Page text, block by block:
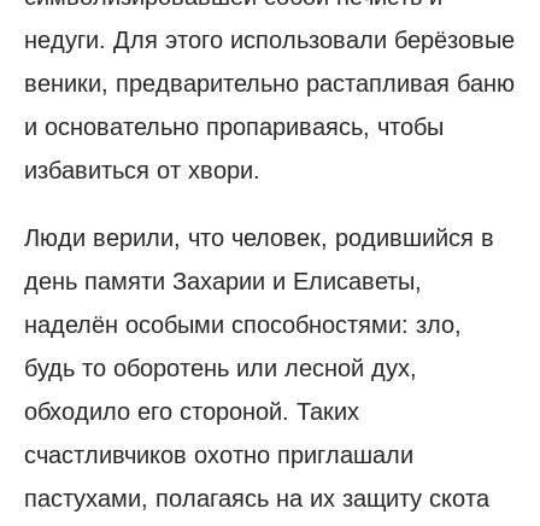
недуги. Для этого использовали берёзовые
веники, предварительно растапливая баню
и основательно пропариваясь, чтобы
избавиться от хвори.
Люди верили, что человек, родившийся в
день памяти Захарии и Елисаветы,
наделён особыми способностями: зло,
будь то оборотень или лесной дух,
обходило его стороной. Таких
счастливчиков охотно приглашали
пастухами, полагаясь на их защиту скота